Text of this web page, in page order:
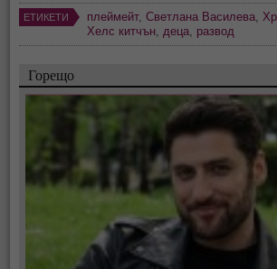
ЕТИКЕТИ плеймейт,Светлана Василева
Хелс китчън деца развод
Горещо